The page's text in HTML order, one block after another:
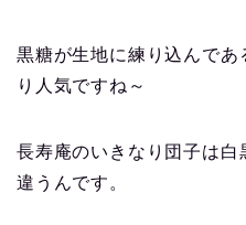
黒糖が生地に練り込んで
り人気ですね～
長寿庵のいきなり団子は
違うんです。